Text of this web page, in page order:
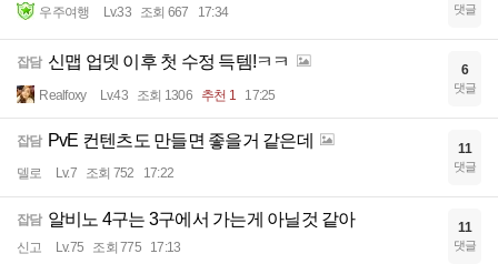
우주여행 Lv.33 조회 667 17:34 댓글
잡담 신맵 업뎃 이후 첫 수정 득템!ㅋㅋ
Realfoxy Lv.43 조회 1306 추천 1 17:25
6
댓글
잡담 PvE 컨텐츠도 만들면 좋을거 같은데
델로 Lv.7 조회 752 17:22
11
댓글
잡담 알비노 4구는 3구에서 가는게 아닐것 같아
신고 Lv.75 조회 775 17:13
11
댓글